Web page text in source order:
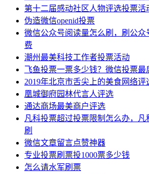
第十二届感动社区人物评选投票活
伪造微信openid投票
微信公众号阅读量怎么刷，刷公众
费
潮州最美科技工作者投票活动
飞鱼投票一票多少钱？微信投票最
2019年北京市舌尖上的美食网络评
凰城御府园林代言人评选
通达商场最美商户评选
凡科投票超过投票限制怎么办，
刷
微信文章留言点赞神器
专业投票刷票投1000票多少钱
怎么请水军刷票